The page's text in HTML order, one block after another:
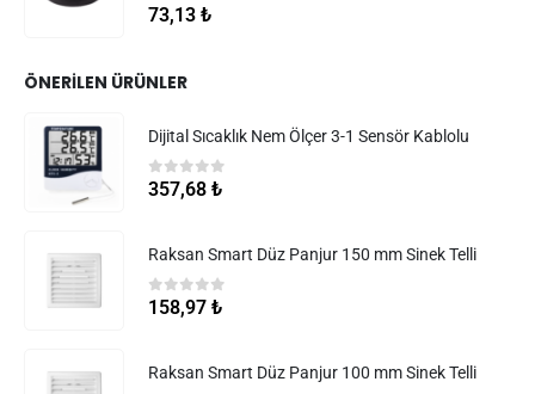
5.005 üzerinden
73,13 ₺
ÖNERILEN ÜRÜNLER
Dijital Sıcaklık Nem Ölçer 3-1 Sensör Kablolu
05 üzerinden
357,68 ₺
Raksan Smart Düz Panjur 150 mm Sinek Telli
0 5 üzerinden
158,97 ₺
Raksan Smart Düz Panjur 100 mm Sinek Telli